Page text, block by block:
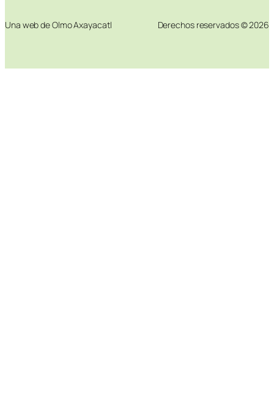
Una web de Olmo Axayacatl Derechos reservados © 2026